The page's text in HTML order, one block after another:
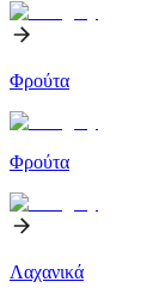
Φρούτα
Φρούτα
Λαχανικά